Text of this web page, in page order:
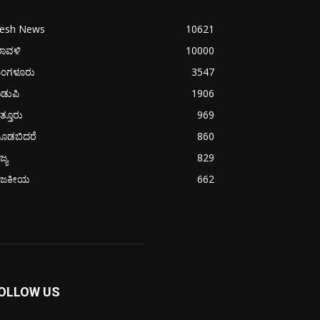
News
10621
10000
3547
1906
969
860
829
662
US